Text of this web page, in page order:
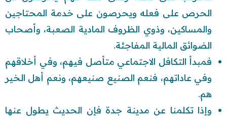
الحرص على فعله ويحرصون على خدمة المحتاجين
والمساكين، وذوي الظروف المادية الصعبة، وأصحاب
الضوائق المالية المفاجئة.
فمبدأ التكافل الاجتماعي متأصل فيهم، وفي أخلاقهم
وفي عاداتهم، فنعم الصنيع صنيعهم، ونعم أهل الخير
هم.
وإذا تكلمنا عن مدينة جدة فإن الحديث يطول عنها